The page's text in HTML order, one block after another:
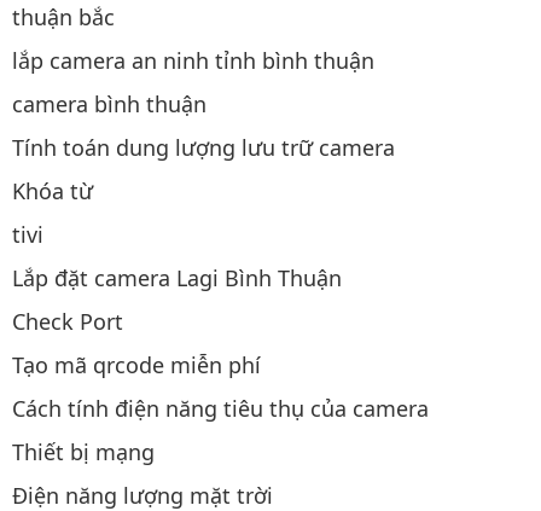
thuận bắc
lắp camera an ninh tỉnh bình thuận
camera bình thuận
Tính toán dung lượng lưu trữ camera
Khóa từ
tivi
Lắp đặt camera Lagi Bình Thuận
Check Port
Tạo mã qrcode miễn phí
Cách tính điện năng tiêu thụ của camera
Thiết bị mạng
Điện năng lượng mặt trời